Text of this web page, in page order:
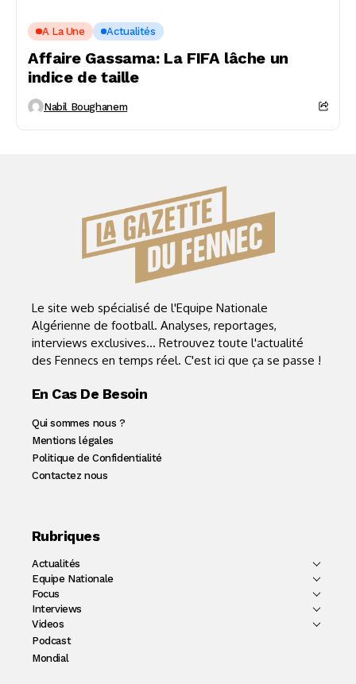
A La Une Actualités
Affaire Gassama: La FIFA lâche un
indice de taille
Nabil Boughanem
Le site web spécialisé de l'Equipe Nationale
Algérienne de football. Analyses, reportages,
interviews exclusives... Retrouvez toute l'actualité
des Fennecs en temps réel. C'est ici que ça se passe !
En Cas De Besoin
Qui sommes nous ?
Mentions légales
Politique de Confidentialité
Contactez nous
Rubriques
Actualités
Equipe Nationale
Focus
Interviews
Videos
Podcast
Mondial